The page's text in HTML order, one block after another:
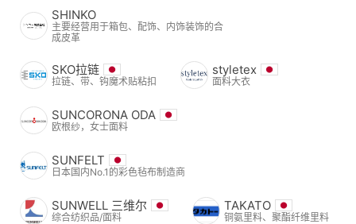
SHINKO
主要经营用于箱包、配饰、内饰装饰的合
成皮革
SKO拉链
拉链、带、钩魔术贴粘扣
styletex
面料大衣
SUNCORONA ODA
欧根纱，女士面料
SUNFELT
日本国内No.1的彩色毡布制造商
SUNWELL 三维尔
综合纺织品/面料
TAKATO
铜氨里料、聚酯纤维里料